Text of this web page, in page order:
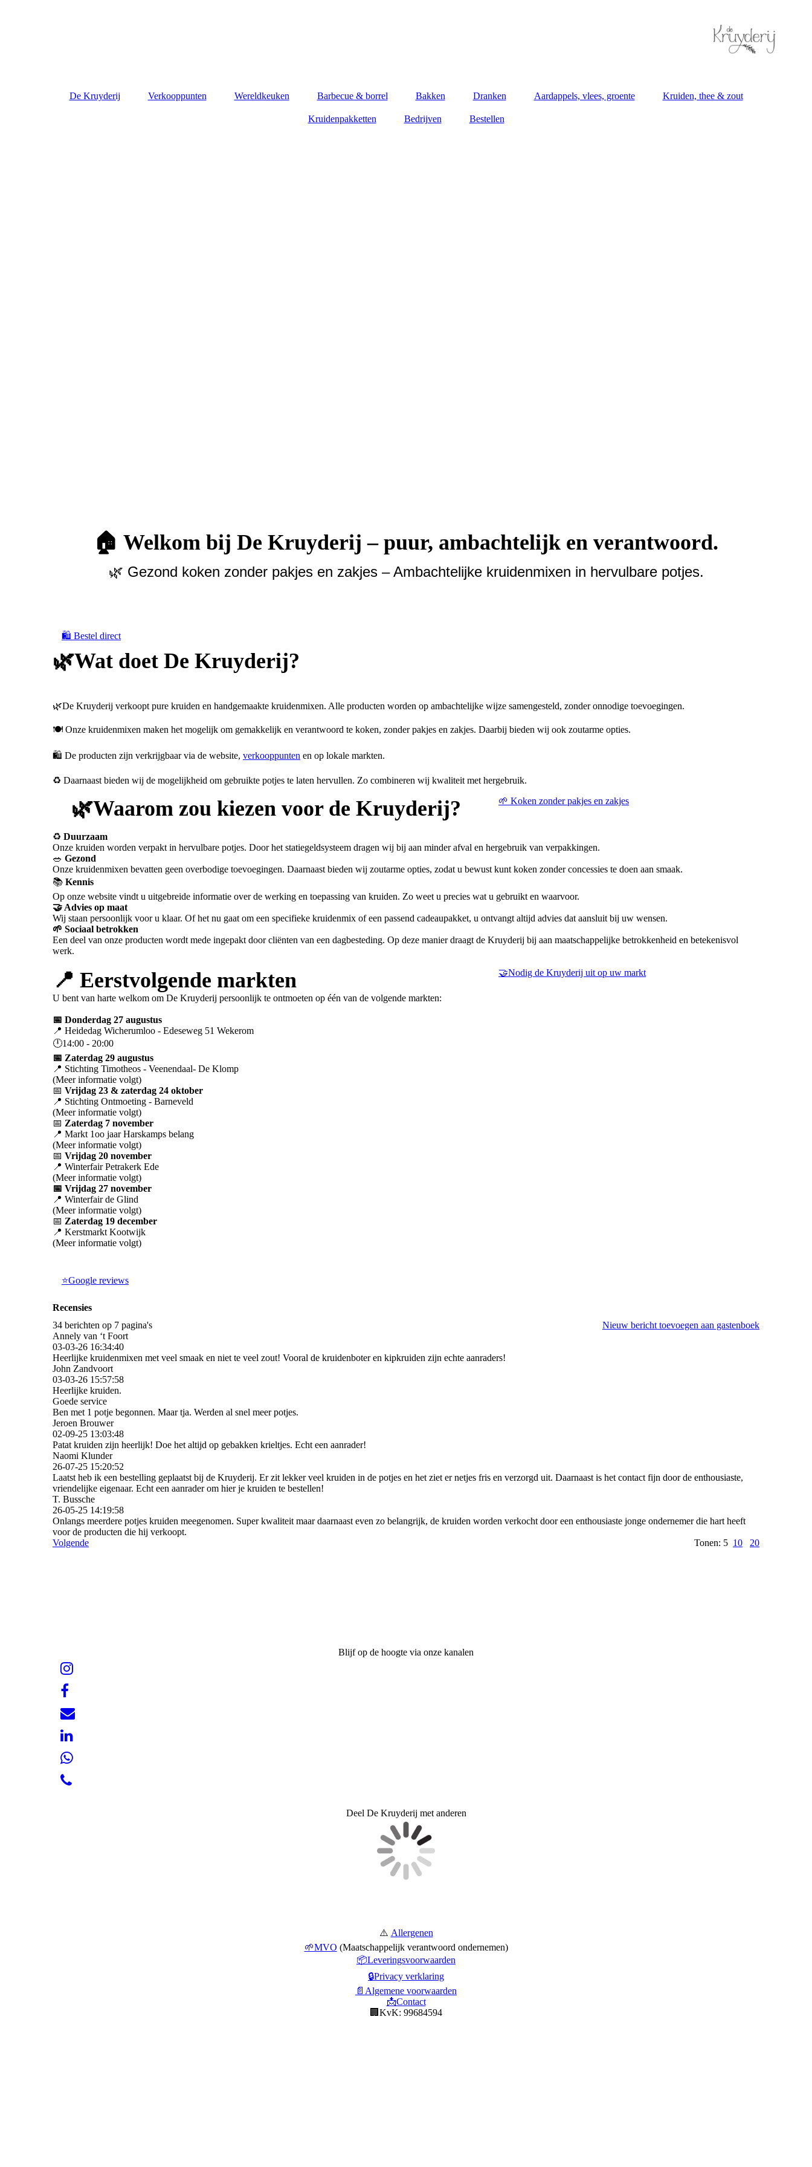
De Kruyderij Verkooppunten Wereldkeuken Barbecue & borrel Bakken Dranken Aardappels, vlees, groente Kruiden, thee & zout
Kruidenpakketten Bedrijven Bestellen
🏠 Welkom bij De Kruyderij – puur, ambachtelijk en verantwoord.
🌿 Gezond koken zonder pakjes en zakjes – Ambachtelijke kruidenmixen in hervulbare potjes.
🛍️ Bestel direct
🌿Wat doet De Kruyderij?
🌿De Kruyderij verkoopt pure kruiden en handgemaakte kruidenmixen. Alle producten worden op ambachtelijke wijze samengesteld, zonder onnodige toevoegingen.
🍽️ Onze kruidenmixen maken het mogelijk om gemakkelijk en verantwoord te koken, zonder pakjes en zakjes. Daarbij bieden wij ook zoutarme opties.
🛍️ De producten zijn verkrijgbaar via de website, verkooppunten en op lokale markten.
♻️ Daarnaast bieden wij de mogelijkheid om gebruikte potjes te laten hervullen. Zo combineren wij kwaliteit met hergebruik.
🌱 Koken zonder pakjes en zakjes
🌿Waarom zou kiezen voor de Kruyderij?
♻️ Duurzaam
Onze kruiden worden verpakt in hervulbare potjes. Door het statiegeldsysteem dragen wij bij aan minder afval en hergebruik van verpakkingen.
🥗 Gezond
Onze kruidenmixen bevatten geen overbodige toevoegingen. Daarnaast bieden wij zoutarme opties, zodat u bewust kunt koken zonder concessies te doen aan smaak.
📚 Kennis
Op onze website vindt u uitgebreide informatie over de werking en toepassing van kruiden. Zo weet u precies wat u gebruikt en waarvoor.
🤝 Advies op maat
Wij staan persoonlijk voor u klaar. Of het nu gaat om een specifieke kruidenmix of een passend cadeaupakket, u ontvangt altijd advies dat aansluit bij uw wensen.
🌱 Sociaal betrokken
Een deel van onze producten wordt mede ingepakt door cliënten van een dagbesteding. Op deze manier draagt de Kruyderij bij aan maatschappelijke betrokkenheid en betekenisvol
werk.
🤝Nodig de Kruyderij uit op uw markt
📍 Eerstvolgende markten
U bent van harte welkom om De Kruyderij persoonlijk te ontmoeten op één van de volgende markten:
📅 Donderdag 27 augustus
📍 Heidedag Wicherumloo - Edeseweg 51 Wekerom
🕛14:00 - 20:00
📅 Zaterdag 29 augustus
📍 Stichting Timotheos - Veenendaal- De Klomp
(Meer informatie volgt)
📅 Vrijdag 23 & zaterdag 24 oktober
📍 Stichting Ontmoeting - Barneveld
(Meer informatie volgt)
📅 Zaterdag 7 november
📍 Markt 1oo jaar Harskamps belang
(Meer informatie volgt)
📅 Vrijdag 20 november
📍 Winterfair Petrakerk Ede
(Meer informatie volgt)
📅 Vrijdag 27 november
📍 Winterfair de Glind
(Meer informatie volgt)
📅 Zaterdag 19 december
📍 Kerstmarkt Kootwijk
(Meer informatie volgt)
⭐Google reviews
Recensies
34 berichten op 7 pagina's
Nieuw bericht toevoegen aan gastenboek
Annely van ‘t Foort
03-03-26 16:34:40
Heerlijke kruidenmixen met veel smaak en niet te veel zout! Vooral de kruidenboter en kipkruiden zijn echte aanraders!
John Zandvoort
03-03-26 15:57:58
Heerlijke kruiden.
Goede service
Ben met 1 potje begonnen. Maar tja. Werden al snel meer potjes.
Jeroen Brouwer
02-09-25 13:03:48
Patat kruiden zijn heerlijk! Doe het altijd op gebakken krieltjes. Echt een aanrader!
Naomi Klunder
26-07-25 15:20:52
Laatst heb ik een bestelling geplaatst bij de Kruyderij. Er zit lekker veel kruiden in de potjes en het ziet er netjes fris en verzorgd uit. Daarnaast is het contact fijn door de enthousiaste,
vriendelijke eigenaar. Echt een aanrader om hier je kruiden te bestellen!
T. Bussche
26-05-25 14:19:58
Onlangs meerdere potjes kruiden meegenomen. Super kwaliteit maar daarnaast even zo belangrijk, de kruiden worden verkocht door een enthousiaste jonge ondernemer die hart heeft
voor de producten die hij verkoopt.
Volgende
Tonen: 5 10 20
Blijf op de hoogte via onze kanalen
Deel De Kruyderij met anderen
⚠️ Allergenen
🌱MVO (Maatschappelijk verantwoord ondernemen)
📦Leveringsvoorwaarden
🔒Privacy verklaring
📄Algemene voorwaarden
📩Contact
🏢KvK: 99684594